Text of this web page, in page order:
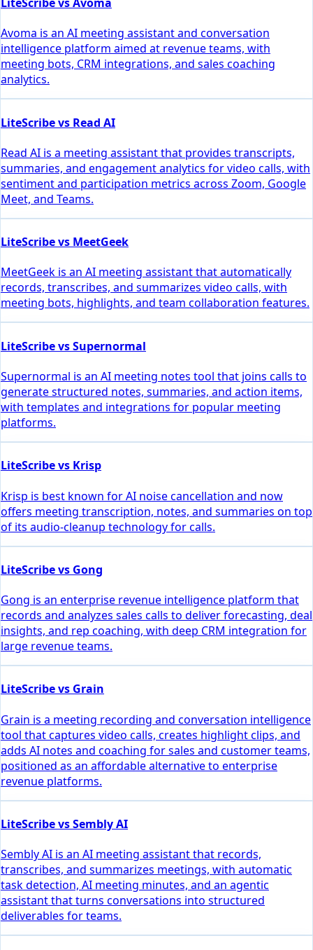
Avoma is an AI meeting assistant and conversation
intelligence platform aimed at revenue teams, with
meeting bots, CRM integrations, and sales coaching
analytics.
LiteScribe vs Read AI
Read AI is a meeting assistant that provides transcripts,
summaries, and engagement analytics for video calls, with
sentiment and participation metrics across Zoom, Google
Meet, and Teams.
LiteScribe vs MeetGeek
MeetGeek is an AI meeting assistant that automatically
records, transcribes, and summarizes video calls, with
meeting bots, highlights, and team collaboration features.
LiteScribe vs Supernormal
Supernormal is an AI meeting notes tool that joins calls to
generate structured notes, summaries, and action items,
with templates and integrations for popular meeting
platforms.
LiteScribe vs Krisp
Krisp is best known for AI noise cancellation and now
offers meeting transcription, notes, and summaries on top
of its audio-cleanup technology for calls.
LiteScribe vs Gong
Gong is an enterprise revenue intelligence platform that
records and analyzes sales calls to deliver forecasting, deal
insights, and rep coaching, with deep CRM integration for
large revenue teams.
LiteScribe vs Grain
Grain is a meeting recording and conversation intelligence
tool that captures video calls, creates highlight clips, and
adds AI notes and coaching for sales and customer teams,
positioned as an affordable alternative to enterprise
revenue platforms.
LiteScribe vs Sembly AI
Sembly AI is an AI meeting assistant that records,
transcribes, and summarizes meetings, with automatic
task detection, AI meeting minutes, and an agentic
assistant that turns conversations into structured
deliverables for teams.